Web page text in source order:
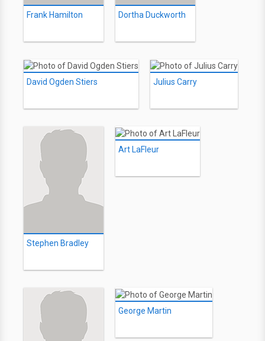
Frank Hamilton Dortha Duckworth
David Ogden Stiers Julius Carry
Stephen Bradley
Art LaFleur
George Martin